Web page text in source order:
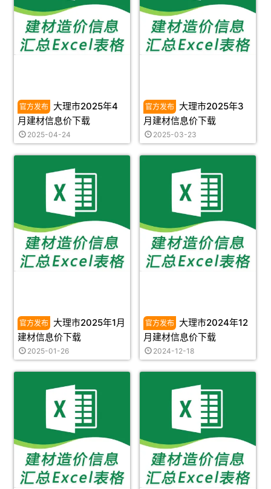
大理市2025年4
月建材信息价下载
2025-04-24
大理市2025年3
月建材信息价下载
2025-03-23
大理市2025年1月
建材信息价下载
2025-01-26
大理市2024年12
月建材信息价下载
2024-12-18